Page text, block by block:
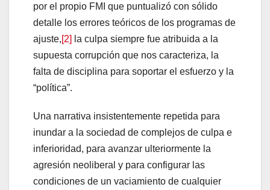
por el propio FMI que puntualizó con sólido
detalle los errores teóricos de los programas de
ajuste,[2] la culpa siempre fue atribuida a la
supuesta corrupción que nos caracteriza, la
falta de disciplina para soportar el esfuerzo y la
“política”.
Una narrativa insistentemente repetida para
inundar a la sociedad de complejos de culpa e
inferioridad, para avanzar ulteriormente la
agresión neoliberal y para configurar las
condiciones de un vaciamiento de cualquier